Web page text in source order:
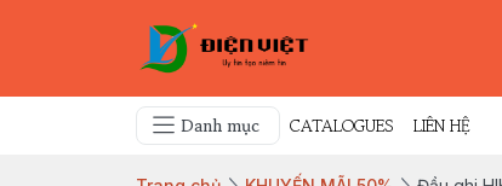
Danh mục CATALOGUES LIÊN HỆ